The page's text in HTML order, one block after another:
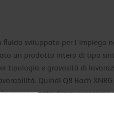
fluido sviluppato per
un prodotto intero di tipo
tipologia e gravosità di
Quindi Q8 Bach
conseguente